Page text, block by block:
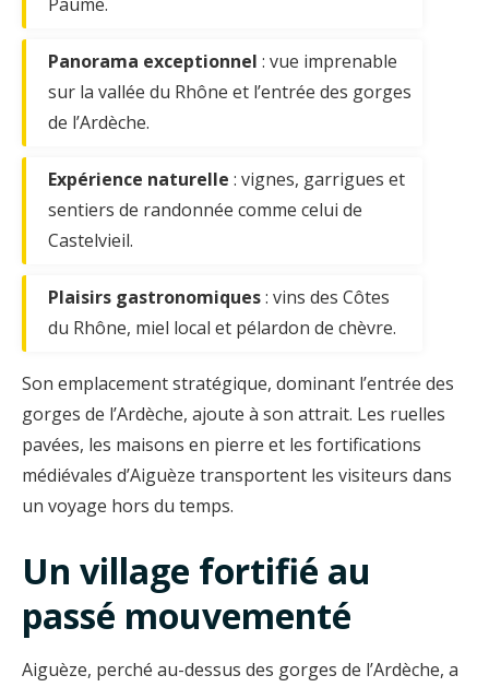
Panorama exceptionnel : vue imprenable
sur la vallée du Rhône et l’entrée des gorges
de l’Ardèche.
Expérience naturelle : vignes, garrigues et
sentiers de randonnée comme celui de
Castelvieil.
Plaisirs gastronomiques: vins des Côtes
du Rhône, miel local et pélardon de chèvre.
Son emplacement stratégique, dominant l’entrée des
gorges de l’Ardèche, ajoute à son attrait. Les ruelles
pavées, les maisons en pierre et les fortifications
médiévales d’Aiguèze transportent les visiteurs dans
un voyage hors du temps.
Un village fortifié au
passé mouvementé
Aiguèze, perché au-dessus des gorges de l’Ardèche, a